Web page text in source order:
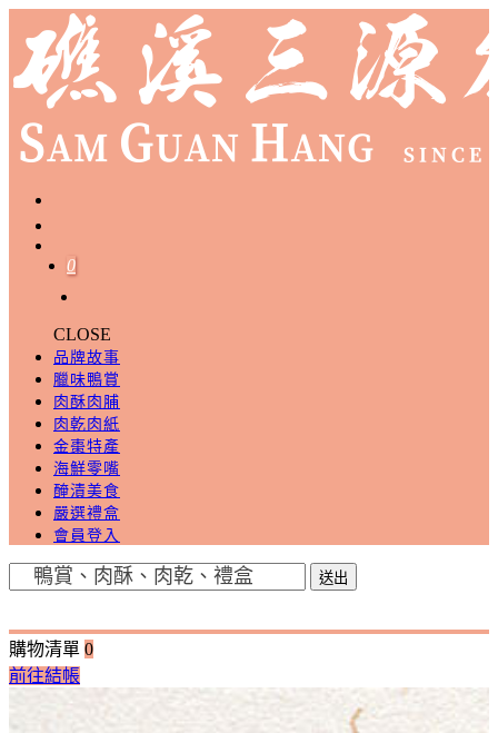
0
CLOSE
品牌故事
臘味鴨賞
肉酥肉脯
肉乾肉紙
金棗特產
海鮮零嘴
醃漬美食
嚴選禮盒
會員登入
送出
購物清單 0
前往結帳